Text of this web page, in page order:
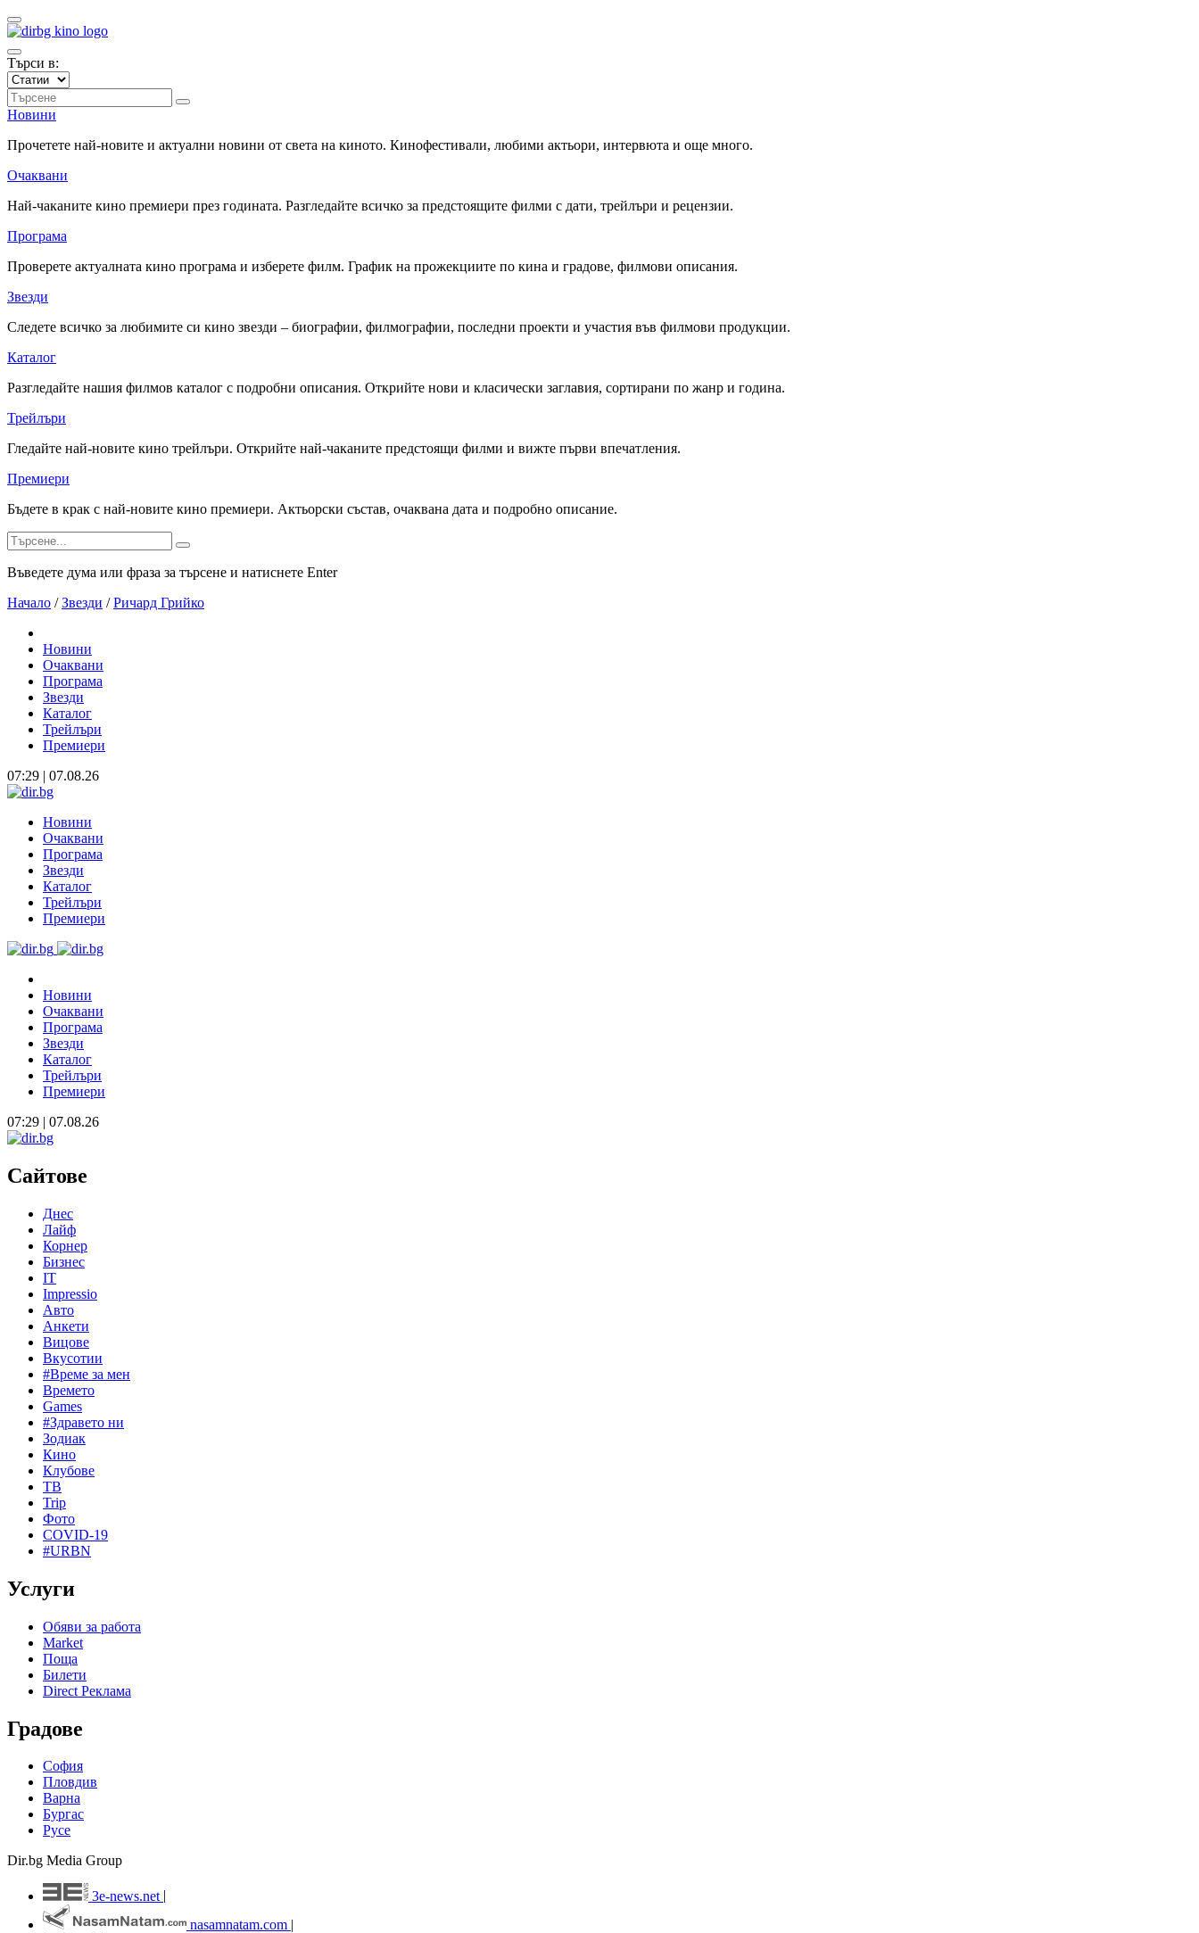
Търси в:
Новини
Прочетете най-новите и актуални новини от света на киното. Кинофестивали, любими актьори, интервюта и още много.
Очаквани
Най-чаканите кино премиери през годината. Разгледайте всичко за предстоящите филми с дати, трейлъри и рецензии.
Програма
Проверете актуалната кино програма и изберете филм. График на прожекциите по кина и градове, филмови описания.
Звезди
Следете всичко за любимите си кино звезди – биографии, филмографии, последни проекти и участия във филмови продукции.
Каталог
Разгледайте нашия филмов каталог с подробни описания. Открийте нови и класически заглавия, сортирани по жанр и година.
Трейлъри
Гледайте най-новите кино трейлъри. Открийте най-чаканите предстоящи филми и вижте първи впечатления.
Премиери
Бъдете в крак с най-новите кино премиери. Актьорски състав, очаквана дата и подробно описание.
Въведете дума или фраза за търсене и натиснете Enter
Начало / Звезди / Ричард Грийко
Новини
Очаквани
Програма
Звезди
Каталог
Трейлъри
Премиери
07:29 | 07.08.26
Новини
Очаквани
Програма
Звезди
Каталог
Трейлъри
Премиери
Новини
Очаквани
Програма
Звезди
Каталог
Трейлъри
Премиери
07:29 | 07.08.26
Сайтове
Днес
Лайф
Корнер
Бизнес
IT
Impressio
Авто
Анкети
Вицове
Вкусотии
#Време за мен
Времето
Games
#Здравето ни
Зодиак
Кино
Клубове
ТВ
Trip
Фото
COVID-19
#URBN
Услуги
Обяви за работа
Market
Поща
Билети
Direct Реклама
Градове
София
Пловдив
Варна
Бургас
Русе
Dir.bg Media Group
3e-news.net
nasamnatam.com |